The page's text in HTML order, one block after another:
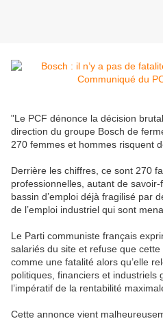
"Le PCF dénonce la décision
direction du groupe Bosch de
270 femmes et hommes risquent
Derrière les chiffres, ce sont 270
professionnelles, autant de
bassin d’emploi déjà fragilisé par
de l’emploi industriel qui sont
Le Parti communiste français
salariés du site et refuse que
comme une fatalité alors qu’elle
politiques, financiers et industriels
l’impératif de la rentabilité
Cette annonce vient